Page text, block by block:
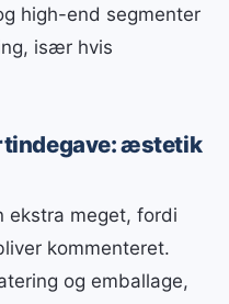
high-end segmenter
især hvis
æstetik
meget, fordi
kommenteret.
og emballage,